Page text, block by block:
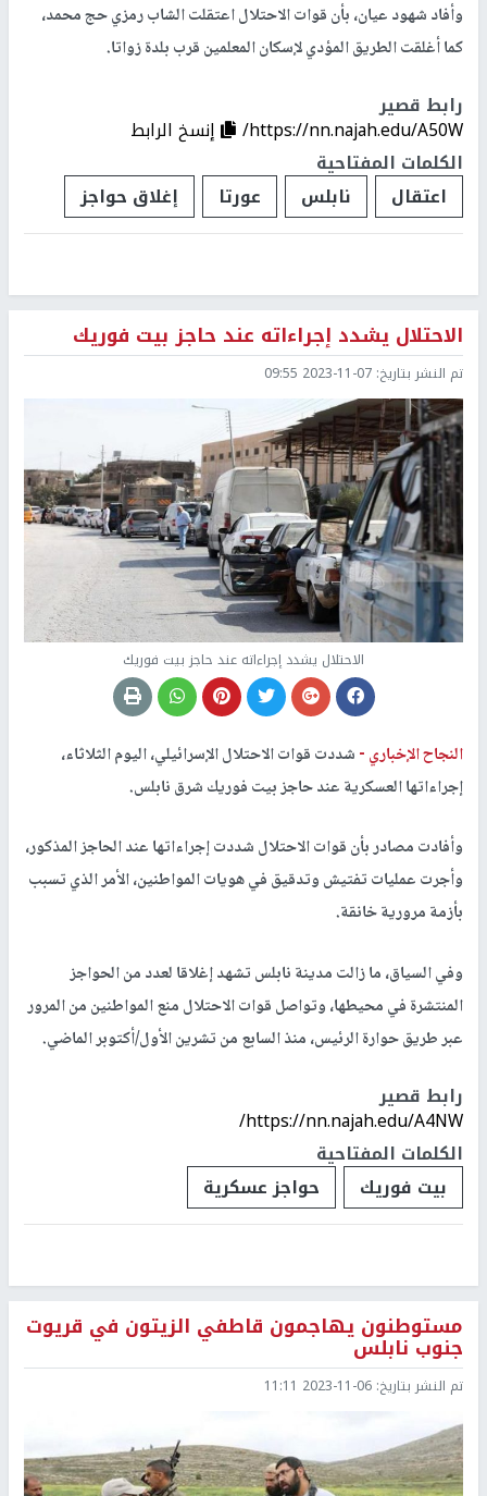
وأفاد شهود عيان، بأن قوات الاحتلال اعتقلت الشاب رمزي حج محمد،
كما أغلقت الطريق المؤدي لإسكان المعلمين قرب بلدة زواتا.
رابط قصير
https://nn.najah.edu/A50W/
إنسخ الرابط
الكلمات المفتاحية
اعتقال
نابلس عورتا إغلاق حواجز
الاحتلال يشدد إجراءاته عند حاجز بيت فوريك
تم النشر بتاريخ: 2023-11-07 09:55
الاحتلال يشدد إجراءاته عند حاجز بيت فوريك
النجاح الإخباري -شددت قوات الاحتلال الإسرائيلي، اليوم الثلاثاء،
إجراءاتها العسكرية عند حاجز بيت فوريك شرق نابلس.
وأفادت مصادر بأن قوات الاحتلال شددت إجراءاتها عند الحاجز المذكور،
وأجرت عمليات تفتيش وتدقيق في هويات المواطنين، الأمر الذي تسبب
بأزمة مرورية خانقة.
وفي السياق، ما زالت مدينة نابلس تشهد إغلاقا لعدد من الحواجز
المنتشرة في محيطها، وتواصل قوات الاحتلال منع المواطنين من المرور
عبر طريق حوارة الرئيس، منذ السابع من تشرين الأول/أكتوبر الماضي.
رابط قصير
https://nn.najah.edu/A4NW/
الكلمات المفتاحية
بيت فوريك
حواجز عسكرية
مستوطنون يهاجمون قاطفي الزيتون في قريوت
جنوب نابلس
تم النشر بتاريخ: 2023-11-06 11:11